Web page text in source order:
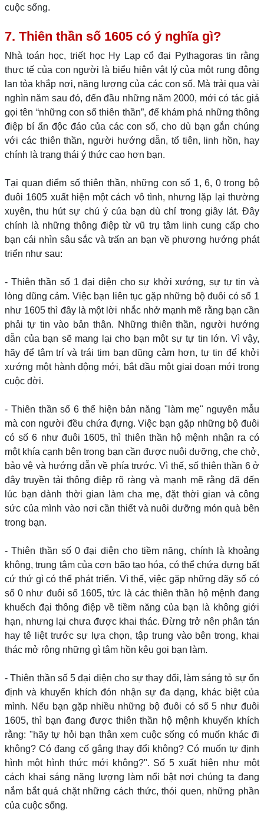
cuộc sống.
7. Thiên thần số 1605 có ý nghĩa gì?
Nhà toán học, triết học Hy Lạp cổ đại Pythagoras tin rằng
thực tế của con người là biểu hiện vật lý của một rung động
lan tỏa khắp nơi, năng lượng của các con số. Mà trải qua vài
nghìn năm sau đó, đến đầu những năm 2000, mới có tác giả
gọi tên “những con số thiên thần”, để khám phá những thông
điệp bí ẩn độc đáo của các con số, cho dù bạn gắn chúng
với các thiên thần, người hướng dẫn, tổ tiên, linh hồn, hay
chính là trạng thái ý thức cao hơn bạn.
Tại quan điểm số thiên thần, những con số 1, 6, 0 trong bộ
đuôi 1605 xuất hiện một cách vô tình, nhưng lặp lại thường
xuyên, thu hút sự chú ý của bạn dù chỉ trong giây lát. Đây
chính là những thông điệp từ vũ trụ tâm linh cung cấp cho
bạn cái nhìn sâu sắc và trấn an bạn về phương hướng phát
triển như sau:
- Thiên thần số 1 đại diện cho sự khởi xướng, sự tự tin và
lòng dũng cảm. Việc bạn liên tục gặp những bộ đuôi có số 1
như 1605 thì đây là một lời nhắc nhở mạnh mẽ rằng bạn cần
phải tự tin vào bản thân. Những thiên thần, người hướng
dẫn của bạn sẽ mang lại cho bạn một sự tự tin lớn. Vì vậy,
hãy để tâm trí và trái tim bạn dũng cảm hơn, tự tin để khởi
xướng một hành động mới, bắt đầu một giai đoạn mới trong
cuộc đời.
- Thiên thần số 6 thể hiện bản năng "làm mẹ" nguyên mẫu
mà con người đều chứa đựng. Việc bạn gặp những bộ đuôi
có số 6 như đuôi 1605, thì thiên thần hộ mệnh nhận ra có
một khía cạnh bên trong bạn cần được nuôi dưỡng, che chở,
bảo vệ và hướng dẫn về phía trước. Vì thế, số thiên thần 6 ở
đây truyền tải thông điệp rõ ràng và mạnh mẽ rằng đã đến
lúc bạn dành thời gian làm cha mẹ, đặt thời gian và công
sức của mình vào nơi cần thiết và nuôi dưỡng món quà bên
trong bạn.
- Thiên thần số 0 đại diện cho tiềm năng, chính là khoảng
không, trung tâm của cơn bão tạo hóa, có thể chứa đựng bất
cứ thứ gì có thể phát triển. Vì thế, việc gặp những dãy số có
số 0 như đuôi số 1605, tức là các thiên thần hộ mệnh đang
khuếch đại thông điệp về tiềm năng của bạn là không giới
hạn, nhưng lại chưa được khai thác. Đừng trở nên phân tán
hay tê liệt trước sự lựa chọn, tập trung vào bên trong, khai
thác mở rộng những gì tâm hồn kêu gọi bạn làm.
- Thiên thần số 5 đại diện cho sự thay đổi, làm sáng tỏ sự ổn
định và khuyến khích đón nhận sự đa dạng, khác biệt của
mình. Nếu bạn gặp nhiều những bộ đuôi có số 5 như đuôi
1605, thì bạn đang được thiên thần hộ mệnh khuyến khích
rằng: "hãy tự hỏi bạn thân xem cuộc sống có muốn khác đi
không? Có đang cố gắng thay đổi không? Có muốn tự định
hình một hình thức mới không?". Số 5 xuất hiện như một
cách khai sáng năng lượng làm nổi bật nơi chúng ta đang
nắm bắt quá chặt những cách thức, thói quen, những phần
của cuộc sống.